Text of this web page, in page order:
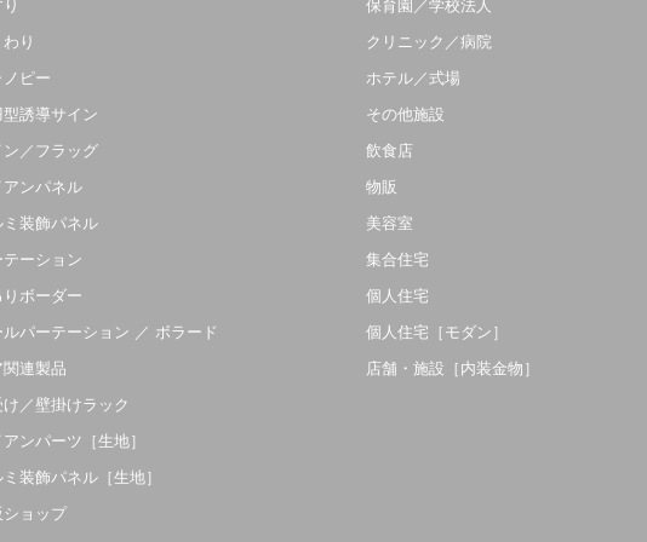
り
ノピー
型誘導サイン
ン／フラッグ
アンパネル
ミ装飾パネル
テーション
りボーダー
ルパーテーション ／ ボラード
関連製品
け／壁掛けラック
ンパーツ［生地］
装飾パネル［生地］
ショップ
保育園／学校法人
クリニック／病院
ホテル／式場
その他施設
飲食店
物販
美容室
集合住宅
個人住宅
個人住宅［モダン］
店舗・施設［内装金物］